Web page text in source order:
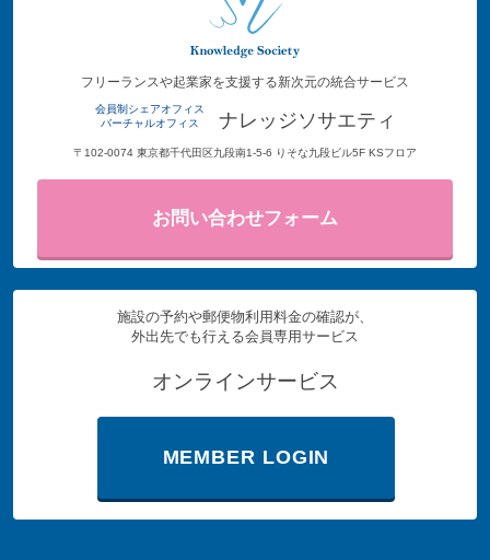
フリーランスや起業家を支援する新次元の統合サービス
会員制シェアオフィス
バーチャルオフィス
ナレッジソサエティ
〒102-0074 東京都千代田区九段南1-5-6 りそな九段ビル5F KSフロア
お問い合わせフォーム
施設の予約や郵便物利用料金の確認が、
外出先でも行える会員専用サービス
オンラインサービス
MEMBER LOGIN